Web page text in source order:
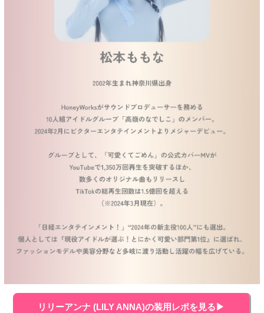
リリーアンナ (LILY ANNA)の装用レポを見る▶